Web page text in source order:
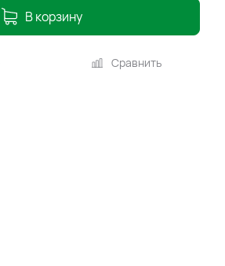
В корзину
Сравнить